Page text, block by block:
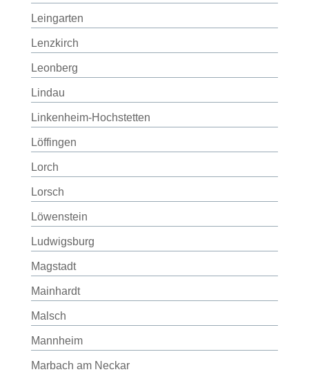
Leingarten
Lenzkirch
Leonberg
Lindau
Linkenheim-Hochstetten
Löffingen
Lorch
Lorsch
Löwenstein
Ludwigsburg
Magstadt
Mainhardt
Malsch
Mannheim
Marbach am Neckar